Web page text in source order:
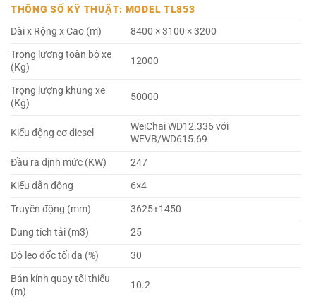
THÔNG SỐ KỸ THUẬT: MODEL TL853
Dài x Rộng x Cao (m)
8400 × 3100 × 3200
Trọng lượng toàn bộ xe
(Kg)
12000
Trọng lượng khung xe
(Kg)
50000
Kiểu động cơ diesel
WeiChai WD12.336 với
WEVB/WD615.69
Đầu ra định mức (KW)
247
Kiểu dẫn động
6×4
Truyền động (mm)
3625+1450
Dung tích tải (m3)
25
Độ leo dốc tối đa (%)
30
Bán kính quay tối thiểu
(m)
10.2